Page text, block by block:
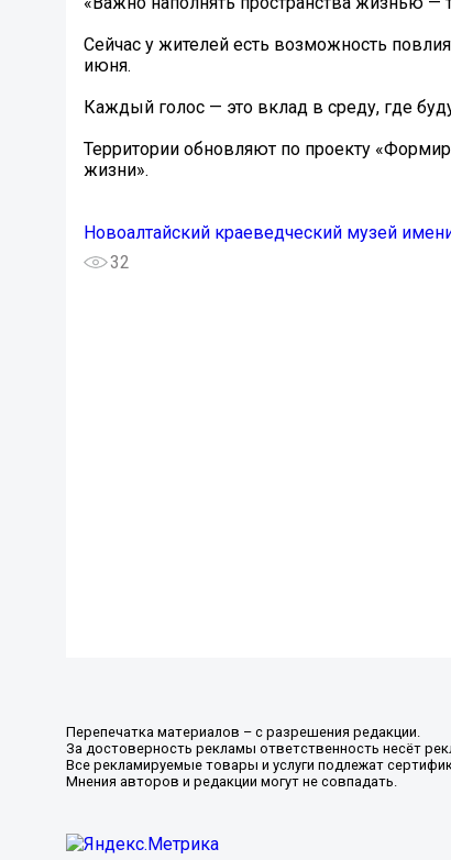
Сейчас у жителей есть возможность
июня.
Каждый голос — это вклад в среду, где
Территории обновляют по проекту
жизни».
Новоалтайский краеведческий музей
32
Перепечатка материалов – с разрешения редакции.
За достоверность рекламы ответственность несёт
Все рекламируемые товары и услуги подлежат
Мнения авторов и редакции могут не совпадать.